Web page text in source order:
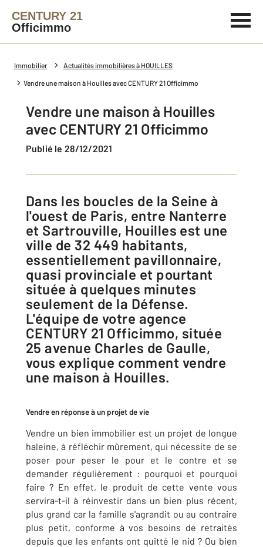
CENTURY 21
Officimmo
Immobilier Actualités immobilières à HOUILLES
Vendre une maison à Houilles avec CENTURY 21 Officimmo
Vendre une maison à Houilles
avec CENTURY 21 Officimmo
Publié le 28/12/2021
Dans les boucles de la Seine à
l'ouest de Paris, entre Nanterre
et Sartrouville, Houilles est une
ville de 32 449 habitants,
essentiellement pavillonnaire,
quasi provinciale et pourtant
située à quelques minutes
seulement de la Défense.
L'équipe de votre agence
CENTURY 21 Officimmo, située
25 avenue Charles de Gaulle,
vous explique comment vendre
une maison à Houilles.
Vendre en réponse à un projet de vie
Vendre un bien immobilier est un projet de longue
haleine, à réfléchir mûrement, qui nécessite de se
poser pour peser le pour et le contre et se
demander régulièrement : pourquoi et pourquoi
faire ? En effet, le produit de cette vente vous
servira-t-il à réinvestir dans un bien plus récent,
plus grand car la famille s'agrandit ou au contraire
plus petit, conforme à vos besoins de retraités
depuis que les enfants ont quitté le nid ? Ou bien